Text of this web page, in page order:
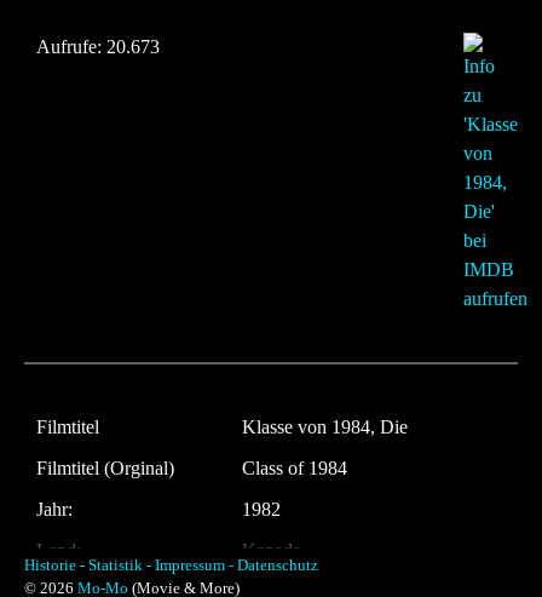
Aufrufe: 20.673
Filmtitel
Klasse von 1984, Die
Filmtitel (Orginal)
Class of 1984
Jahr:
1982
Land:
Kanada
Laufzeit:
Historie - Statistik - Impressum - Datenschutz
© 2026 Mo-Mo (Movie & More)